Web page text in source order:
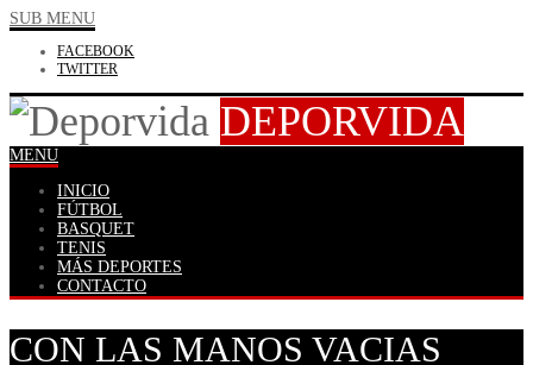
SUB MENU
FACEBOOK
TWITTER
DEPORVIDA
MENU
INICIO
FÚTBOL
BASQUET
TENIS
MÁS DEPORTES
CONTACTO
CON LAS MANOS VACIAS